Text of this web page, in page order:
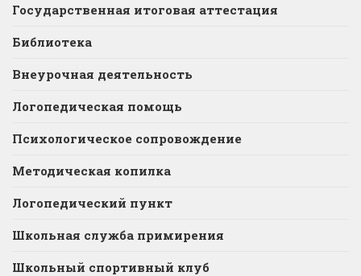
Государственная итоговая аттестация
Библиотека
Внеурочная деятельность
Логопедическая помощь
Психологическое сопровождение
Методическая копилка
Логопедический пункт
Школьная служба примирения
Школьный спортивный клуб